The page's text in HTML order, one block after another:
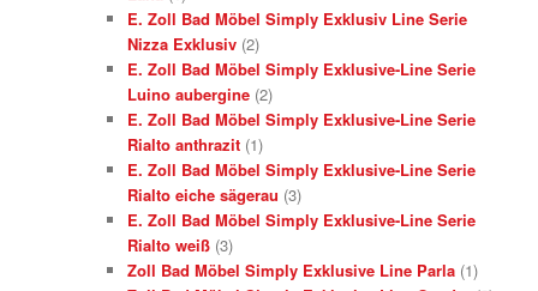
E. Zoll Bad Möbel Simply Exklusiv Line Serie
Nizza Exklusiv (2)
E. Zoll Bad Möbel Simply Exklusive-Line Serie
Luino aubergine (2)
E. Zoll Bad Möbel Simply Exklusive-Line Serie
Rialto anthrazit (1)
E. Zoll Bad Möbel Simply Exklusive-Line Serie
Rialto eiche sägerau (3)
E. Zoll Bad Möbel Simply Exklusive-Line Serie
Rialto weiß (3)
Zoll Bad Möbel Simply Exklusive Line Parla (1)